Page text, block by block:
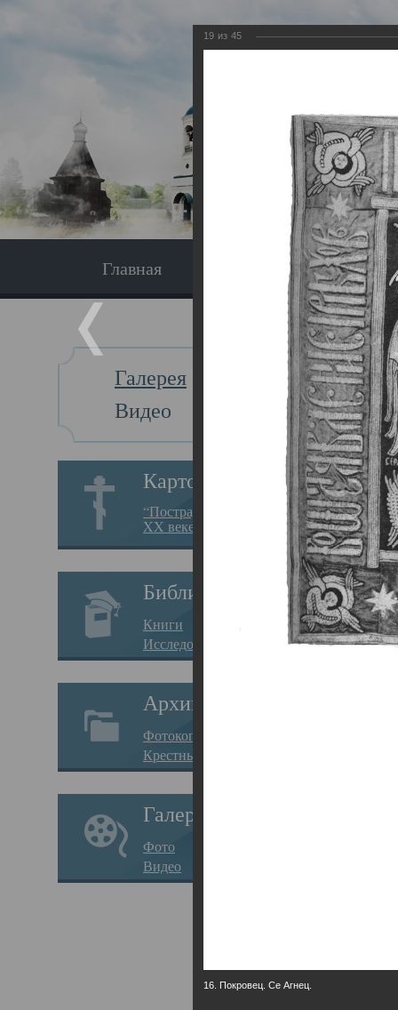
Главная Экскурсия
Галерея
Видео
Картотека
“Пострадавшие за веру в
XX веке на Севере”
Библиотека
Книги
Исследования
Архив
Фотокопии дел
Крестные ходы
Галерея
Фото
Видео
Главная
19 из 45
16. Покровец. Се Агнец.